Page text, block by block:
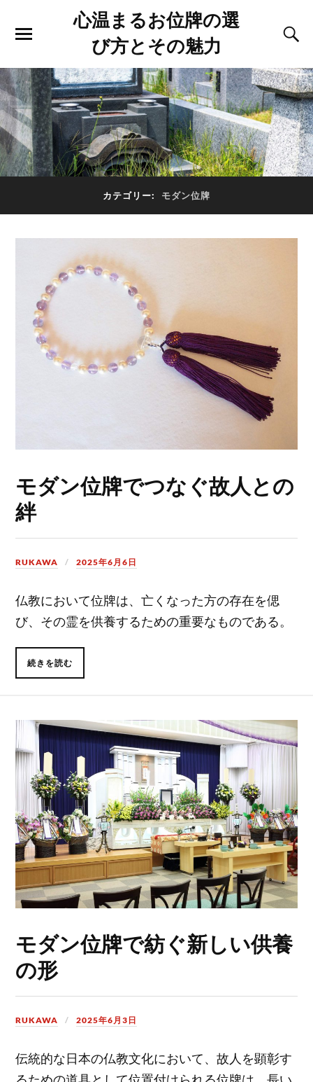
心温まるお位牌の選
び方とその魅力
カテゴリー: モダン位牌
モダン位牌でつなぐ故人との
絆
RUKAWA 2025年6月6日
仏教において位牌は、亡くなった方の存在を偲
び、その霊を供養するための重要なものである。
続きを読む
モダン位牌で紡ぐ新しい供養
の形
RUKAWA 2025年6月3日
伝統的な日本の仏教文化において、故人を顕彰す